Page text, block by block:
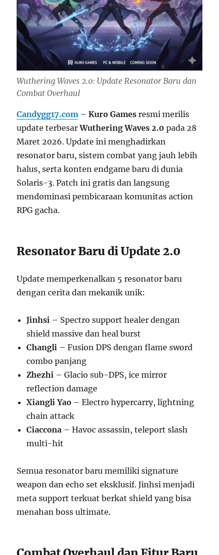
Wuthering Waves 2.0: Update Resonator Baru dan
Combat Overhaul
Candygg17.com –Kuro Games resmi merilis
update terbesarWuthering Waves 2.0 pada 28
Maret 2026. Update ini menghadirkan
resonator baru, sistem combat yang jauh lebih
halus, serta konten endgame baru di dunia
Solaris-3. Patch ini gratis dan langsung
mendominasi pembicaraan komunitas action
RPG gacha.
Resonator Baru di Update 2.0
Update memperkenalkan 5 resonator baru
dengan cerita dan mekanik unik:
Jinhsi – Spectro support healer dengan
shield massive dan heal burst
Changli – Fusion DPS dengan flame sword
combo panjang
Zhezhi – Glacio sub-DPS, ice mirror
reflection damage
Xiangli Yao – Electro hypercarry, lightning
chain attack
Ciaccona – Havoc assassin, teleport slash
multi-hit
Semua resonator baru memiliki signature
weapon dan echo set eksklusif. Jinhsi menjadi
meta support terkuat berkat shield yang bisa
menahan boss ultimate.